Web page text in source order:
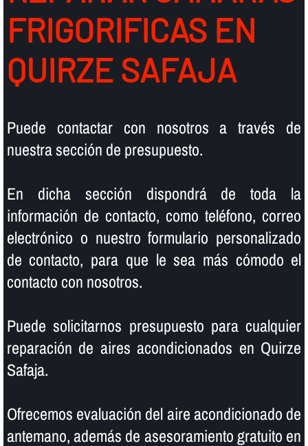
FRIGORIFICAS EN
QUIRZE SAFAJA
Puede contactar con nosotros a través de
nuestra sección de presupuesto.
En dicha sección dispondrá de toda la
información de contacto, como teléfono, correo
electrónico o nuestro formulario personalizado
de contacto, para que le sea más cómodo el
contacto con nosotros.
Puede solicitarnos presupuesto para cualquier
reparación de aires acondicionados en Quirze
Safaja.
Ofrecemos evaluación del aire acondicionado de
antemano, además de asesoramiento gratuito en